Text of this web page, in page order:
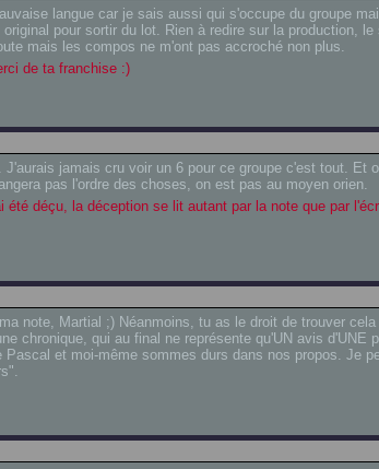
langue car je sais aussi qui s'occupe du groupe
pour sortir du lot. Rien à redire sur la production,
mais les compos ne m'ont pas accroché non plus.
de ta franchise :)
jamais cru voir un 6 pour ce groupe c'est tout. Et
pas l'ordre des choses, on est pas au moyen orien.
été déçu, la déception se lit autant par la note que par
note, Martial ;) Néanmoins, tu as le droit de trouver
chronique, qui au final ne représente qu'UN avis d'UNE
et moi-même sommes durs dans nos propos. Je